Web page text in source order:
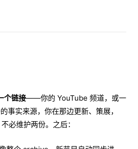
个链接——你的 YouTube 频道，或一
事实来源，你在那边更新、策展，
必维护两份。之后：